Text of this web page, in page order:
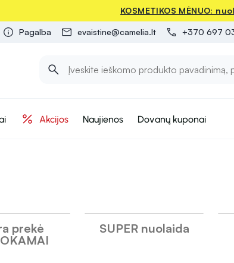
KOSMETIKOS MĖNUO:
Pagalba evaistine@camelia.lt +370 697
Akcijos Naujienos Dovanų kuponai
prekė
SUPER nuolaida